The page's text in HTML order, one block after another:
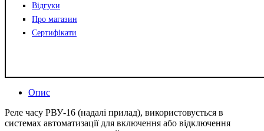
Відгуки
Про магазин
Сертифікати
Опис
Реле часу РВУ-16 (надалі прилад), використовується в
системах автоматизації для включення або відключення